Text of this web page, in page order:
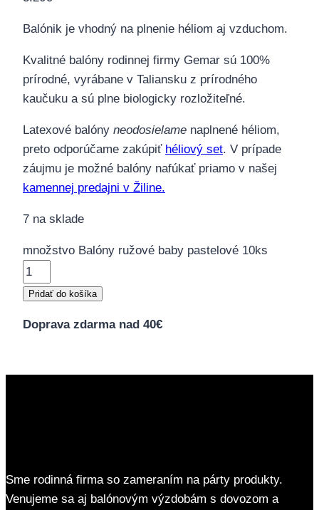
Balónik je vhodný na plnenie héliom aj vzduchom.
Kvalitné balóny rodinnej firmy Gemar sú 100%
prírodné, vyrábane v Taliansku z prírodného
kaučuku a sú plne biologicky rozložiteľné.
Latexové balóny neodosielame naplnené héliom,
preto odporúčame zakúpiť héliový set. V prípade
záujmu je možné balóny nafúkať priamo v našej
kamennej predajni v Žiline.
7 na sklade
množstvo Balóny ružové baby pastelové 10ks
Pridať do košíka
Doprava zdarma nad 40€
Sme rodinná firma so zameraním na párty produkty.
Venujeme sa aj balónovým výzdobám s dovozom a